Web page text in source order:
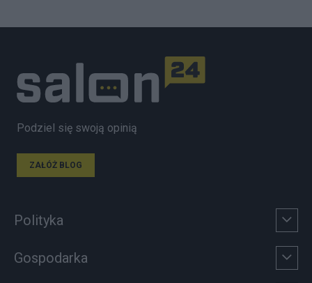
Podziel się swoją opinią
ZAŁÓŻ BLOG
Polityka
Gospodarka